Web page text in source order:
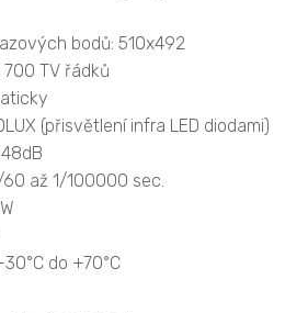
bodů: 510x492
TV řádků
(přisvětlení infra LED diodami)
až 1/100000 sec.
do +70°C